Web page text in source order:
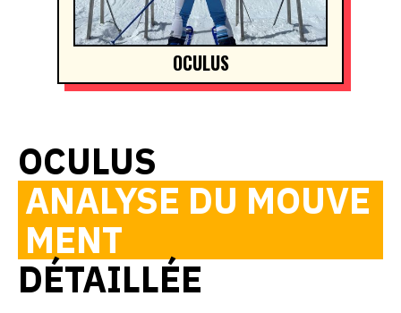
OCULUS
ANALYSE DU MOUVE
MENT
DÉTAILLÉE
OCULUS